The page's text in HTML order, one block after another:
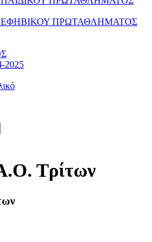
ΠΡΩΤΑΘΛΗΜΑΤΟΣ
2025
Τρίτων